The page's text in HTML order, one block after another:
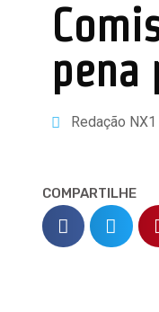
pena
Redação NX1
COMPARTILHE